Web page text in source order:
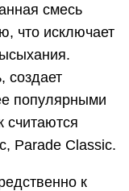
смесь
что исключает
создает
популярными
Parade Classic.
к